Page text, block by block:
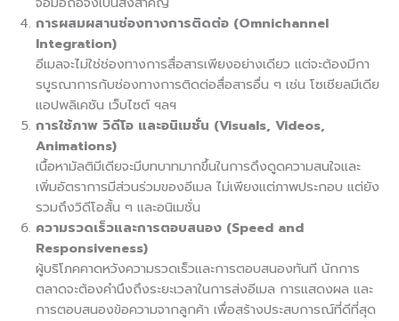
การผสมผสานช่องทางการติดต่อ (Omnichannel
Integration)
อีเมลจะไม่ใช่ช่องทางการสื่อสารเพียงอย่างเดียว แต่จะต้องมีกา
รบูรณาการกับช่องทางการติดต่อสื่อสารอื่น ๆ เช่น โซเชียลมีเดีย
แอปพลิเคชัน เว็บไซต์ ฯลฯ
การใช้ภาพ วิดีโอ และอนิเมชั่น (Visuals, Videos,
Animations)
เนื้อหามัลติมีเดียจะมีบทบาทมากขึ้นในการดึงดูดความสนใจและ
เพิ่มอัตราการมีส่วนร่วมของอีเมล ไม่เพียงแต่ภาพประกอบ แต่ยัง
รวมถึงวิดีโอสั้น ๆ และอนิเมชั่น
ความรวดเร็วและการตอบสนอง (Speed and
Responsiveness)
ผู้บริโภคคาดหวังความรวดเร็วและการตอบสนองทันที นักการ
ตลาดจะต้องคำนึงถึงระยะเวลาในการส่งอีเมล การแสดงผล และ
การตอบสนองข้อความจากลูกค้า เพื่อสร้างประสบการณ์ที่ดีที่สุด